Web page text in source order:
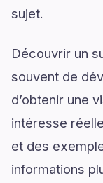
sujet.
Découvrir un
souvent de
d’obtenir une
intéresse
et des
informations